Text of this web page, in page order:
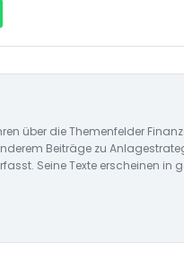
über die Themenfelder
Beiträge zu
Seine Texte erscheinen in